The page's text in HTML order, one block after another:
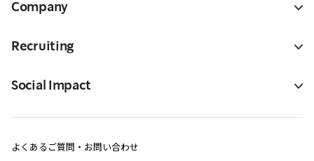
Company
Recruiting
Social Impact
よくあるご質問・お問い合わせ